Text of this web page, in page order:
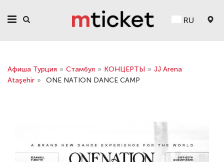
RU
Афиша Турция » Стамбул » КОНЦЕРТЫ » JJ Arena
Ataşehir » ONE NATION DANCE CAMP